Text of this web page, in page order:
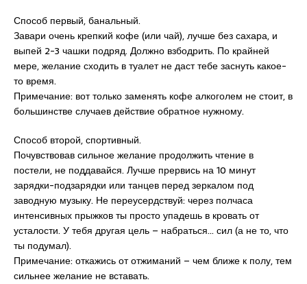
Способ первый, банальный.
Завари очень крепкий кофе (или чай), лучше без сахара, и
выпей 2-3 чашки подряд. Должно взбодрить. По крайней
мере, желание сходить в туалет не даст тебе заснуть какое-
то время.
Примечание: вот только заменять кофе алкоголем не стоит, в
большинстве случаев действие обратное нужному.
Способ второй, спортивный.
Почувствовав сильное желание продолжить чтение в
постели, не поддавайся. Лучше прервись на 10 минут
зарядки-подзарядки или танцев перед зеркалом под
заводную музыку. Не переусердствуй: через полчаса
интенсивных прыжков ты просто упадешь в кровать от
усталости. У тебя другая цель – набраться… сил (а не то, что
ты подумал).
Примечание: откажись от отжиманий – чем ближе к полу, тем
сильнее желание не вставать.